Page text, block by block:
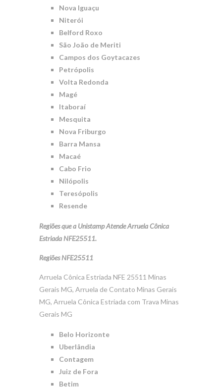
Nova Iguaçu
Niterói
Belford Roxo
São João de Meriti
Campos dos Goytacazes
Petrópolis
Volta Redonda
Magé
Itaboraí
Mesquita
Nova Friburgo
Barra Mansa
Macaé
Cabo Frio
Nilópolis
Teresópolis
Resende
Regiões que a Unistamp Atende Arruela Cônica
Estriada NFE25511.
Regiões NFE25511
Arruela Cônica Estriada NFE 25511 Minas
Gerais MG, Arruela de Contato Minas Gerais
MG, Arruela Cônica Estriada com Trava Minas
Gerais MG
Belo Horizonte
Uberlândia
Contagem
Juiz de Fora
Betim